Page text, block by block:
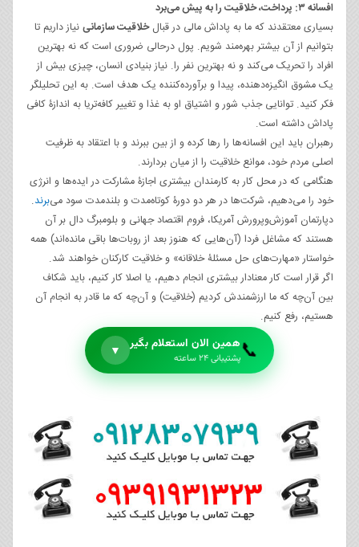
افسانه ۳: پرداخت، خلاقیت را به پیش می‌برد
بسیاری معتقدند که ما به پاداش مالی در قبالخلاقیت سازمانینیاز داریم تا
بتوانیم از آن بیشتر بهره‌مند شویم. پول درحالی ضروری است که نه بهترین
افراد را تحریک می‌کند و نه بهترین نفر را. نیاز بنیادی انسان، چیزی بیش از
یک مشوق انگیزه‌دهنده، پیدا و برآورده‌کننده یک هدف است. به این تحلیلگر
فکر کنید. توانایی جذب شور و اشتیاق او به غذا و تغییر کافه‌تریا به اندازۀ کافی
پاداش داشته است.
رهبران باید این افسانه‌ها را رها کرده و از بین ببرند و با اعتقاد به ظرفیت
اصلی مردم خود، موانع خلاقیت را از میان بردارند.
هنگامی که در محل کار به کارمندان بیشتری اجازۀ مشارکت در ایده‌ها و انرژی
خود را می‌دهیم، شرکت‌ها در هر دو دورۀ کوتاه‌مدت و بلندمدت سود می‌برند.
دپارتمان آموزش‌وپرورش آمریکا، فروم اقتصاد جهانی و بلومبرگ دال بر آن
هستند که مشاغل فردا (آن‌هایی که هنوز بعد از روبات‌ها باقی مانده‌اند) همه
خواستار «مهارت‌های حل مسئلۀ خلاقانه» و خلاقیت کارکنان خواهند شد.
اگر قرار است کار معنا‌دار بیشتری انجام دهیم، یا اصلا کار کنیم، باید شکاف
بین آن‌چه که ما ارزشمندش کردیم (خلاقیت) و آن‌چه که ما قادر به انجام آن
هستیم، رفع کنیم.
📞همین الان استعلام بگیر
پشتیبانی ۲۴ ساعته
▼